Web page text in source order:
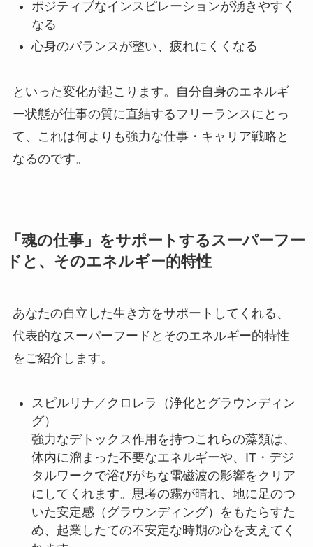
ポジティブなインスピレーションが湧きやすく
なる
心身のバランスが整い、疲れにくくなる
といった変化が起こります。自分自身のエネルギ
ー状態が仕事の質に直結するフリーランスにとっ
て、これは何よりも強力な仕事・キャリア戦略と
なるのです。
「魂の仕事」をサポートするスーパーフー
ドと、そのエネルギー的特性
あなたの自立した生き方をサポートしてくれる、
代表的なスーパーフードとそのエネルギー的特性
をご紹介します。
スピルリナ／クロレラ（浄化とグラウンディン
グ）
強力なデトックス作用を持つこれらの藻類は、
体内に溜まった不要なエネルギーや、IT・デジ
タルワークで浴びがちな電磁波の影響をクリア
にしてくれます。思考の霧が晴れ、地に足のつ
いた安定感（グラウンディング）をもたらすた
め、起業したての不安定な時期の心を支えてく